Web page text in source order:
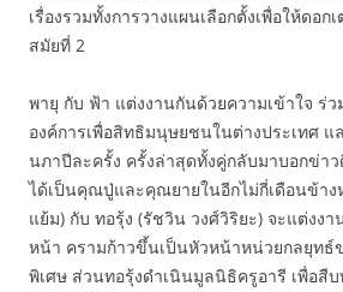
เรื่องรวมทั้งการวางแผนเลือกตั้งเพื่อให้ดอก
สมัยที่ 2
พายุ กับ ฟ้า แต่งงานกันด้วยความเข้าใจ ร่
องค์การเพื่อสิทธิมนุษยชนในต่างประเทศ แ
นภาปีละครั้ง ครั้งล่าสุดทั้งคู่กลับมาบอกข่าว
ได้เป็นคุณปู่และคุณยายในอีกไม่กี่เดือนข้า
แย้ม) กับ ทอรุ้ง (รัชวิน วงศ์วิริยะ) จะแต่งง
หน้า ครามก้าวขึ้นเป็นหัวหน้าหน่วยกลยุทธ์
พิเศษ ส่วนทอรุ้งดำเนินมูลนิธิครูอารี เพื่อสื